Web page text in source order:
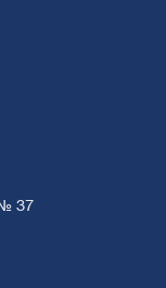
37